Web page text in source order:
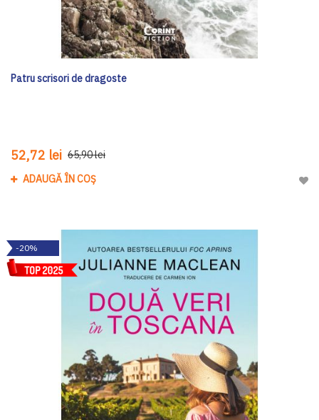
Patru scrisori de dragoste
52,72 lei 65,90 lei
ADAUGĂ ÎN COȘ
-20%